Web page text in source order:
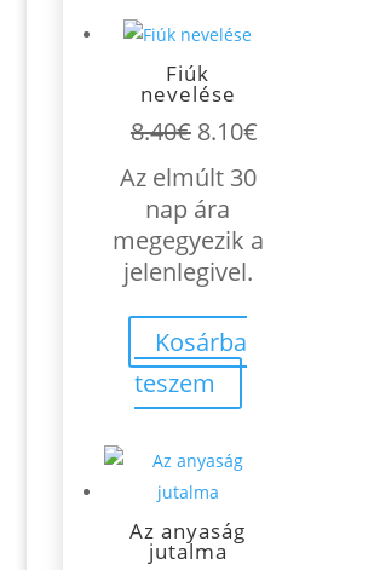
Fiúk
nevelése
8.40€ Original
price
was:
8.40€.
8.10€Current
Az elmúlt 30
nap ára
megegyezik a
jelenlegivel.
Kosárba
teszem
Az anyaság
jutalma